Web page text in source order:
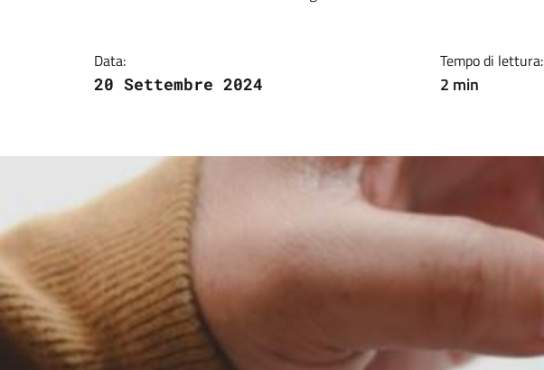
Data:
20 Settembre 2024
Tempo di lettura:
2 min